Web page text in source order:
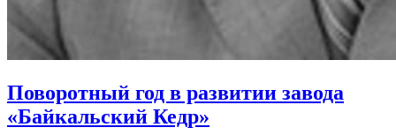
Поворотный год в развитии завода
«Байкальский Кедр»